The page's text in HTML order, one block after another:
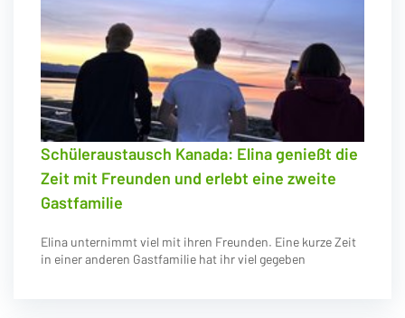
Schüleraustausch Kanada: Elina genießt die
Zeit mit Freunden und erlebt eine zweite
Gastfamilie
Elina unternimmt viel mit ihren Freunden. Eine kurze Zeit
in einer anderen Gastfamilie hat ihr viel gegeben